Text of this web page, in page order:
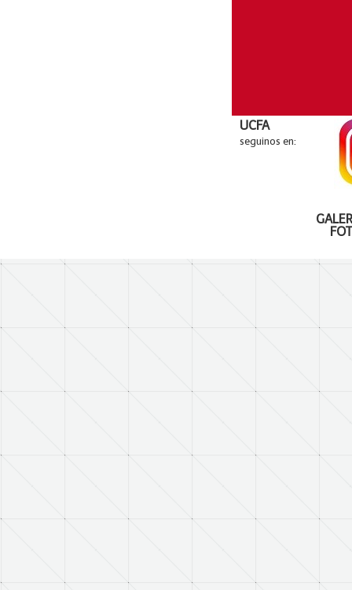
UCFA
seguinos en: